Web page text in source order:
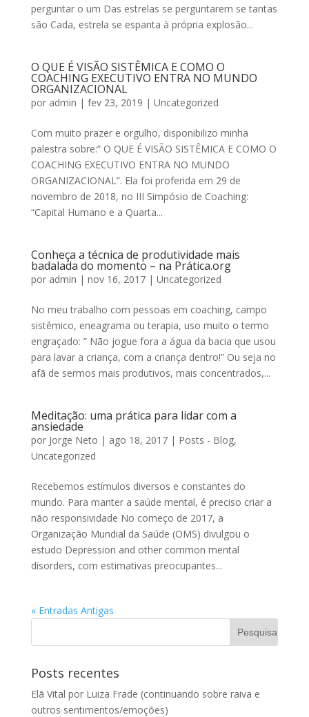
perguntar o um Das estrelas se perguntarem se tantas
são Cada, estrela se espanta à própria explosão...
O QUE É VISÃO SISTÊMICA E COMO O
COACHING EXECUTIVO ENTRA NO MUNDO
ORGANIZACIONAL
por admin | fev 23, 2019 | Uncategorized
Com muito prazer e orgulho, disponibilizo minha
palestra sobre:” O QUE É VISÃO SISTÊMICA E COMO O
COACHING EXECUTIVO ENTRA NO MUNDO
ORGANIZACIONAL”. Ela foi proferida em 29 de
novembro de 2018, no III Simpósio de Coaching:
“Capital Humano e a Quarta...
Conheça a técnica de produtividade mais
badalada do momento – na Prática.org
por admin | nov 16, 2017| Uncategorized
No meu trabalho com pessoas em coaching, campo
sistêmico, eneagrama ou terapia, uso muito o termo
engraçado: ” Não jogue fora a água da bacia que usou
para lavar a criança, com a criança dentro!” Ou seja no
afã de sermos mais produtivos, mais concentrados,...
Meditação: uma prática para lidar com a
ansiedade
por Jorge Neto | ago 18, 2017| Posts - Blog,
Uncategorized
Recebemos estímulos diversos e constantes do
mundo. Para manter a saúde mental, é preciso criar a
não responsividade No começo de 2017, a
Organização Mundial da Saúde (OMS) divulgou o
estudo Depression and other common mental
disorders, com estimativas preocupantes...
« Entradas Antigas
Posts recentes
Elã Vital por Luiza Frade (continuando sobre raiva e
outros sentimentos/emoções)